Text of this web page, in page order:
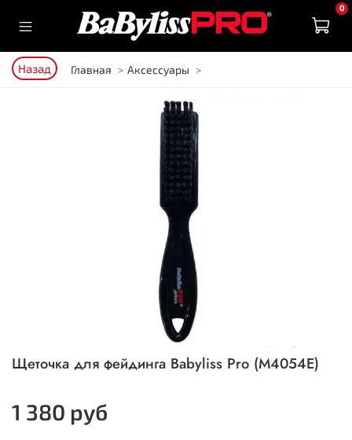
0
Назад Главная Аксессуары
Щеточка для фейдинга Babyliss Pro (M4054E)
1 380 руб